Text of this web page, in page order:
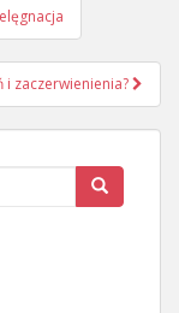
i zaczerwienienia?